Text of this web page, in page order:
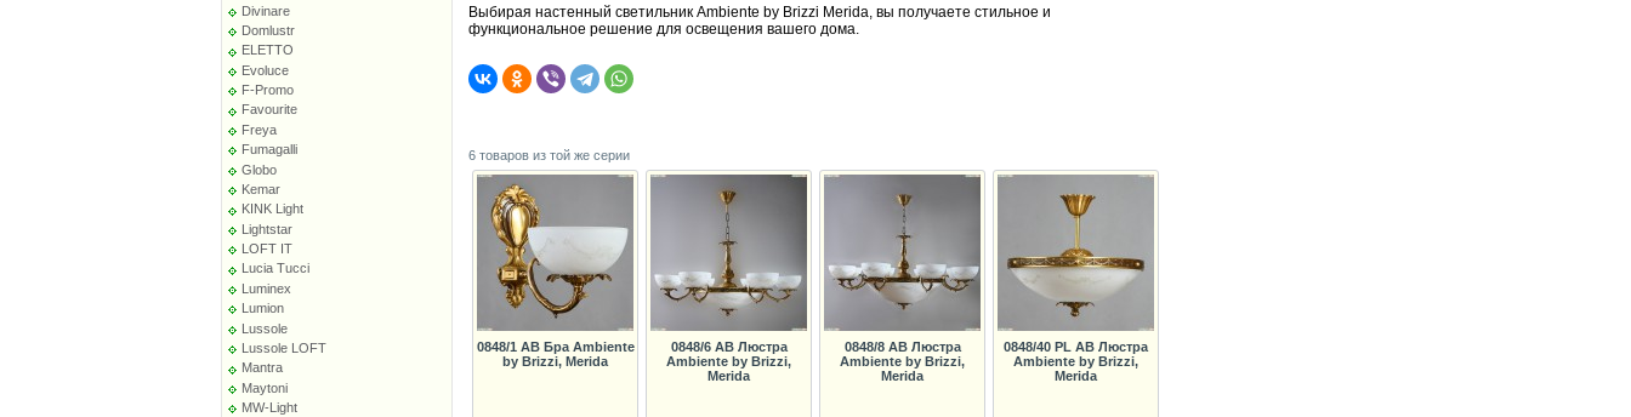
Divinare
Domlustr
ELETTO
Evoluce
F-Promo
Favourite
Freya
Fumagalli
Globo
Kemar
KINK Light
Lightstar
LOFT IT
Lucia Tucci
Luminex
Lumion
Lussole
Lussole LOFT
Mantra
Maytoni
MW-Light
Выбирая настенный светильник Ambiente by Brizzi Merida, вы получаете стильное и
функциональное решение для освещения вашего дома.
6 товаров из той же серии
0848/1 AB Бра Ambiente
by Brizzi, Merida
0848/6 AB Люстра
Ambiente by Brizzi,
Merida
0848/8 AB Люстра
Ambiente by Brizzi,
Merida
0848/40 PL AB Люстра
Ambiente by Brizzi,
Merida